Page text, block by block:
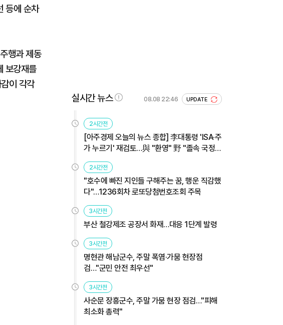
등에 순차
행과 제동
보강재를
이 각각
실시간 뉴스 08.08 22:46 UPDATE
2시간전
[아주경제 오늘의 뉴스 종합] 李대통령 'ISA·주
가 누르기' 재검토…與 "환영" 野 "졸속 국정"
外
2시간전
"호수에 빠진 지인들 구해주는 꿈, 행운 직감했
다"…1236회차 로또당첨번호조회 주목
3시간전
부산 철강제조 공장서 화재…대응 1단계 발령
3시간전
명현관 해남군수, 주말 폭염·가뭄 현장점
검…"군민 안전 최우선"
3시간전
사순문 장흥군수, 주말 가뭄 현장 점검…"피해
최소화 총력"